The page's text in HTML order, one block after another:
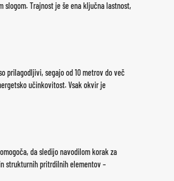
Trajnost je še ena ključna lastnost,
prilagodljivi, segajo od 10 metrov do več
učinkovitost. Vsak okvir je
da sledijo navodilom korak za
strukturnih pritrdilnih elementov –